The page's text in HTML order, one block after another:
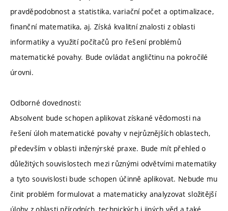
pravděpodobnost a statistika, variační počet a optimalizace,
finanční matematika, aj. Získá kvalitní znalosti z oblasti
informatiky a využití počítačů pro řešení problémů
matematické povahy. Bude ovládat angličtinu na pokročilé
úrovni.
Odborné dovednosti:
Absolvent bude schopen aplikovat získané vědomosti na
řešení úloh matematické povahy v nejrůznějších oblastech,
především v oblasti inženýrské praxe. Bude mít přehled o
důležitých souvislostech mezi různými odvětvími matematiky
a tyto souvislosti bude schopen účinně aplikovat. Nebude mu
činit problém formulovat a matematicky analyzovat složitější